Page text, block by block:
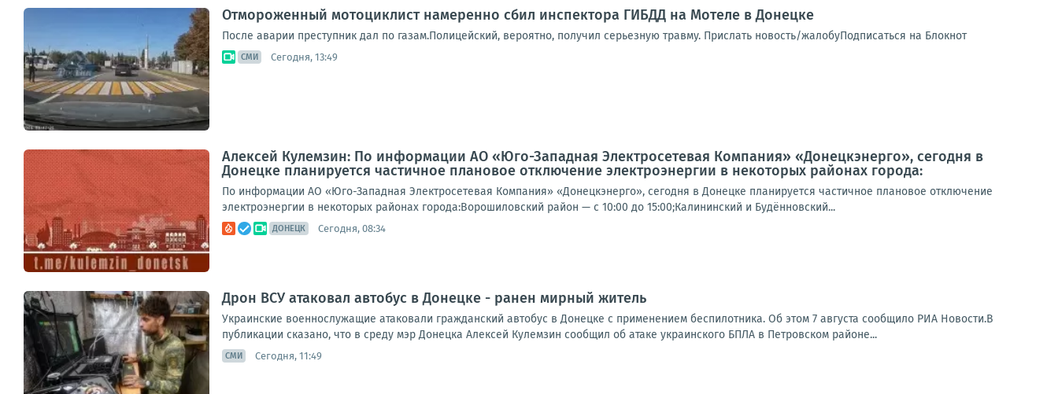
Отмороженный мотоциклист намеренно сбил инспектора ГИБДД на Мотеле в Донецке
После аварии преступник дал по газам.Полицейский, вероятно, получил серьезную травму. Прислать новость/жалобуПодписаться на Блокнот
СМИ Сегодня, 13:49
Алексей Кулемзин: По информации АО «Юго-Западная Электросетевая Компания» «Донецкэнерго», сегодня в
Донецке планируется частичное плановое отключение электроэнергии в некоторых районах города:
По информации АО «Юго-Западная Электросетевая Компания» «Донецкэнерго», сегодня в Донецке планируется частичное плановое отключение
электроэнергии в некоторых районах города:Ворошиловский район — с 10:00 до 15:00;Калининский и Будённовский...
ДОНЕЦК Сегодня, 08:34
Дрон ВСУ атаковал автобус в Донецке - ранен мирный житель
Украинские военнослужащие атаковали гражданский автобус в Донецке с применением беспилотника. Об этом 7 августа сообщило РИА Новости.В
публикации сказано, что в среду мэр Донецка Алексей Кулемзин сообщил об атаке украинского БПЛА в Петровском районе...
СМИ Сегодня, 11:49